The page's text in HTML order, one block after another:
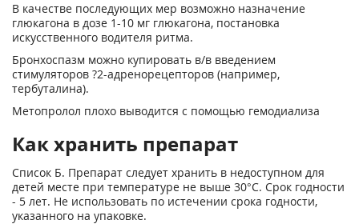
В качестве последующих мер возможно назначение
глюкагона в дозе 1-10 мг глюкагона, постановка
искусственного водителя ритма.
Бронхоспазм можно купировать в/в введением
стимуляторов ?2-адренорецепторов (например,
тербуталина).
Метопролол плохо выводится с помощью гемодиализа
Как хранить препарат
Список Б. Препарат следует хранить в недоступном для
детей месте при температуре не выше 30°C. Срок годности
- 5 лет. Не использовать по истечении срока годности,
указанного на упаковке.